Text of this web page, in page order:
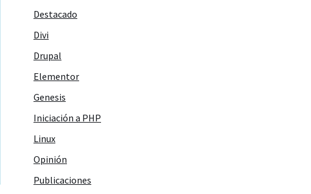
Destacado
Divi
Drupal
Elementor
Genesis
Iniciación a PHP
Linux
Opinión
Publicaciones